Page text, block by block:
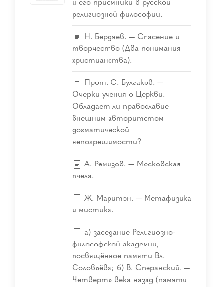
и его приемники в русской
религиозной философии.
Н. Бердяев. — Спасение и
творчество (Два понимания
христианства).
Прот. С. Булгаков. —
Очерки учения о Церкви.
Обладает ли православие
внешним авторитетом
догматической
непогрешимости?
А. Ремизов. — Московская
пчела.
Ж. Маритэн. — Метафизика
и мистика.
а) заседание Религиозно-
философской академии,
посвящённое памяти Вл.
Соловьёва; б) В. Сперанский. —
Четверть века назад (памяти